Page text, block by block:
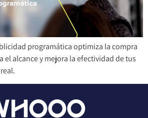
programática optimiza la compra
el alcance y mejora la efectividad de tus